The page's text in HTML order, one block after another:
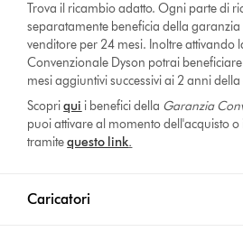
Trova il ricambio adatto. Ogni parte di
separatamente beneficia della
venditore per 24 mesi. Inoltre attivando
Convenzionale Dyson potrai
mesi aggiuntivi successivi ai 2 anni
Scopriqui i benefici della Garanzia
puoi attivare al momento dell'acquisto
tramitequesto link.
Caricatori